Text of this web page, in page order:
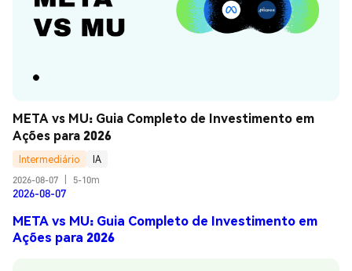
META vs MU: Guia Completo de Investimento em
Ações para 2026
Intermediário
IA
2026-08-07
5-10m
2026-08-07
META vs MU: Guia Completo de Investimento em
Ações para 2026